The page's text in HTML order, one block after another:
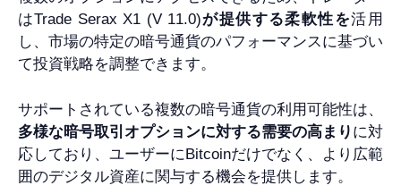
はTrade Serax X1 (V 11.0)が提供する柔軟性を活用
し、市場の特定の暗号通貨のパフォーマンスに基づい
て投資戦略を調整できます。
サポートされている複数の暗号通貨の利用可能性は、
多様な暗号取引オプションに対する需要の高まり に対
応しており、ユーザーにBitcoinだけでなく、より広範
囲のデジタル資産に関与する機会を提供します。